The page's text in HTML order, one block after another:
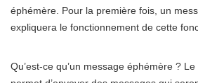
éphémère. Pour la première fois, un
expliquera le fonctionnement de cette
Qu’est-ce qu’un message éphémère ?